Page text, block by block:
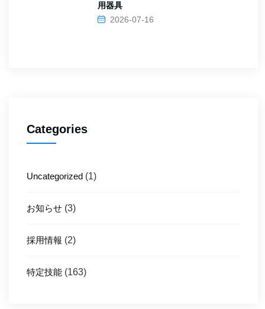
用器具
2026-07-16
Categories
Uncategorized (1)
お知らせ (3)
採用情報 (2)
特定技能 (163)